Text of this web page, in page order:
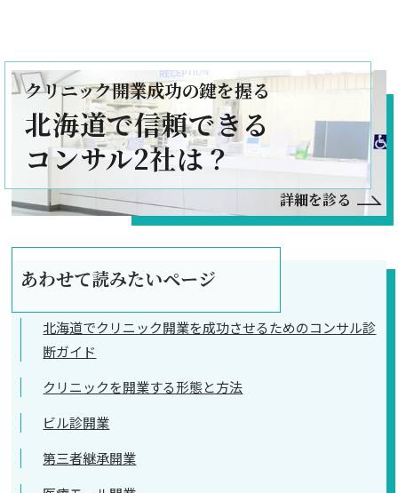
クリニック開業成功の鍵を握る
北海道で信頼できる
コンサル2社は？
詳細を診る
あわせて読みたいページ
北海道でクリニック開業を成功させるためのコンサル診
断ガイド
クリニックを開業する形態と方法
ビル診開業
第三者継承開業